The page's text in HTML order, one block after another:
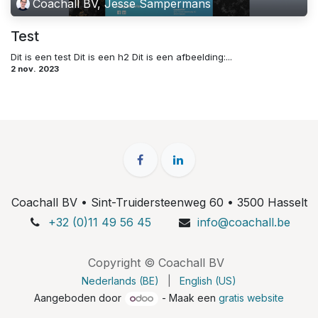
Coachall BV, Jesse Sampermans
Test
Dit is een test Dit is een h2 Dit is een afbeelding:...
2 nov. 2023
Coachall BV • Sint-Truidersteenweg 60 • 3500 Hasselt
+32 (0)11 49 56 45
info@coachall.be
Copyright © Coachall BV
Nederlands (BE)
English (US)
Aangeboden door
- Maak een gratis website